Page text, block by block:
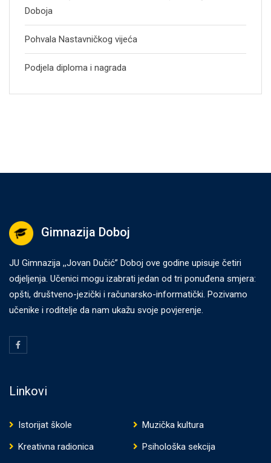
Doboja
Pohvala Nastavničkog vijeća
Podjela diploma i nagrada
Gimnazija Doboj
JU Gimnazija ,,Jovan Dučić” Doboj ove godine upisuje četiri
odjeljenja. Učenici mogu izabrati jedan od tri ponuđena smjera:
opšti, društveno-jezički i računarsko-informatički. Pozivamo
učenike i roditelje da nam ukažu svoje povjerenje.
Linkovi
Istorijat škole
Muzička kultura
Kreativna radionica
Psihološka sekcija